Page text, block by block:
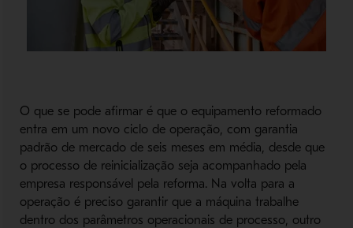
O que se pode afirmar é que o equipamento reformado
entra em um novo ciclo de operação, com garantia
padrão de mercado de seis meses em média, desde que
o processo de reinicialização seja acompanhado pela
empresa responsável pela reforma. Na volta para a
operação é preciso garantir que a máquina trabalhe
dentro dos parâmetros operacionais de processo, outro